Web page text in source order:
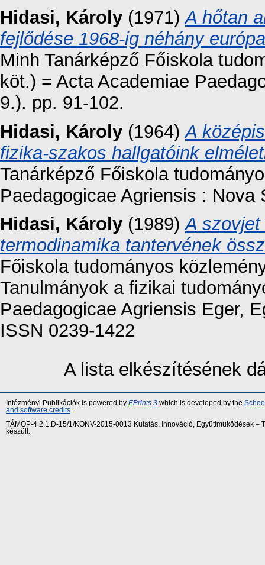
Hidasi, Károly (1971)A hőtan
fejlődése 1968-ig néhány
Minh Tanárképző Főiskola
köt.) = Acta Academiae
9.). pp. 91-102.
Hidasi, Károly (1964)A
fizika-szakos hallgatóink
Tanárképző Főiskola
Paedagogicae Agriensis : Nova
Hidasi, Károly (1989)A
termodinamika tantervének
Főiskola tudományos
Tanulmányok a fizikai
Paedagogicae Agriensis Eger,
ISSN 0239-1422
A lista elkészítésének
Intézményi Publikációk is powered by EPrints 3 which is developed by the
and software credits.
TÁMOP-4.2.1.D-15/1/KONV-2015-0013 Kutatás, Innováció, Együttműködések
készült.